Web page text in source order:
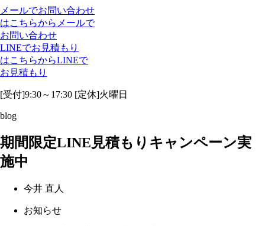
メールでお問い合わせ
はこちらから メールで
お問い合わせ
LINEでお見積もり
はこちらからLINEで
お見積もり
[受付]9:30～17:30 [定休]火曜日
blog
期間限定LINE見積もりキャンペーン実
施中
今井 直人
お知らせ